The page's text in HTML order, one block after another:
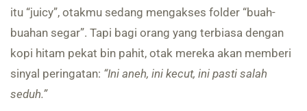
itu “juicy”, otakmu sedang mengakses folder “buah-
buahan segar”. Tapi bagi orang yang terbiasa dengan
kopi hitam pekat bin pahit, otak mereka akan memberi
sinyal peringatan: “Ini aneh, ini kecut, ini pasti salah
seduh.”